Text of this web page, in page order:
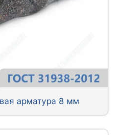
арматура 8 мм